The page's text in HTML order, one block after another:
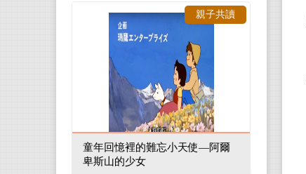
童年回憶裡的難忘小天使—阿爾
卑斯山的少女
親子共讀